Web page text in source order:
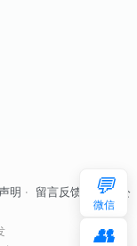
明 · 留言反馈
自律公
💬
微信
👥